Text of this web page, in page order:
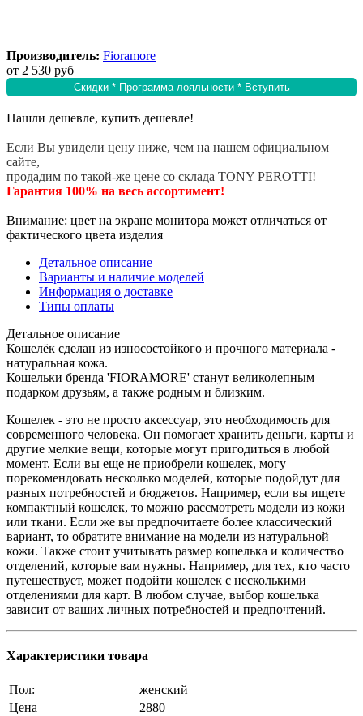
Производитель: Fioramore
от 2 530 руб
Скидки * Программа лояльности * Вступить
Нашли дешевле, купить дешевле!
Если Вы увидели цену ниже, чем на нашем официальном
сайте,
продадим по такой-же цене со склада TONY PEROTTI!
Гарантия 100% на весь ассортимент!
Внимание: цвет на экране монитора может отличаться от
фактического цвета изделия
Детальное описание
Варианты и наличие моделей
Информация о доставке
Типы оплаты
Детальное описание
Кошелёк сделан из износостойкого и прочного материала -
натуральная кожа.
Кошельки бренда 'FIORAMORE' станут великолепным
подарком друзьям, а также родным и близким.
Кошелек - это не просто аксессуар, это необходимость для
современного человека. Он помогает хранить деньги, карты и
другие мелкие вещи, которые могут пригодиться в любой
момент. Если вы еще не приобрели кошелек, могу
порекомендовать несколько моделей, которые подойдут для
разных потребностей и бюджетов. Например, если вы ищете
компактный кошелек, то можно рассмотреть модели из кожи
или ткани. Если же вы предпочитаете более классический
вариант, то обратите внимание на модели из натуральной
кожи. Также стоит учитывать размер кошелька и количество
отделений, которые вам нужны. Например, для тех, кто часто
путешествует, может подойти кошелек с несколькими
отделениями для карт. В любом случае, выбор кошелька
зависит от ваших личных потребностей и предпочтений.
Характеристики товара
Пол:
женский
Цена
2880